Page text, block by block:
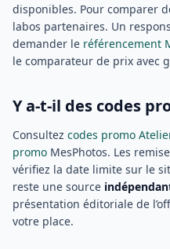
disponibles. Pour comparer
labos partenaires. Un
demander le référencement
le comparateur de prix avec
Y a-t-il des codes
Consultez codes promo
promo MesPhotos. Les
vérifiez la date limite sur le
reste une source
présentation éditoriale de
votre place.